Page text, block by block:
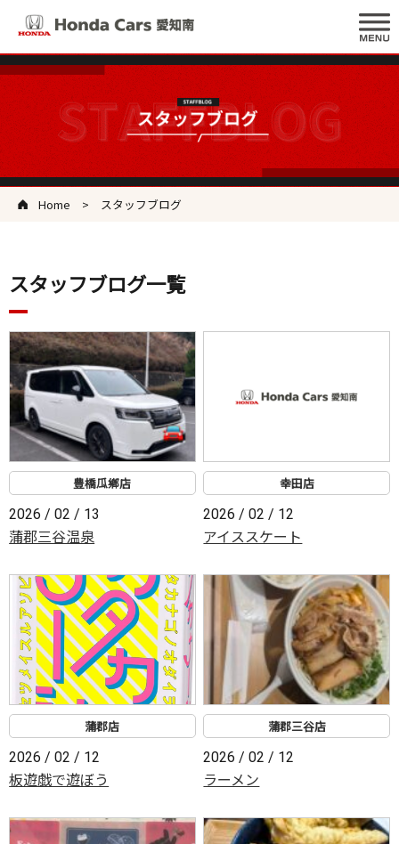
Home スタッフブログ
スタッフブログ一覧
豊橋瓜鄕店
2026 / 02 / 13
蒲郡三谷温泉
幸田店
2026 / 02 / 12
アイススケート
蒲郡店
2026 / 02 / 12
板遊戯で遊ぼう
蒲郡三谷店
2026 / 02 / 12
ラーメン